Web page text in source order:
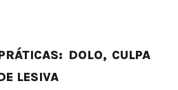
DOLO, CULPA
LESIVA